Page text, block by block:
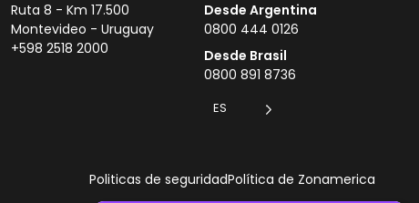
Ruta 8 - Km 17.500
Montevideo - Uruguay
+598 2518 2000
Desde Argentina
0800 444 0126
Desde Brasil
0800 891 8736
ES
Politicas de seguridadPolítica de Zonamerica